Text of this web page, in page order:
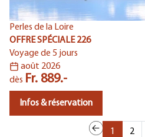
Perles de la Loire
OFFRE SPÉCIALE 226
Voyage de 5 jours
août 2026
dès Fr. 889.-
Infos & réservation
1 2